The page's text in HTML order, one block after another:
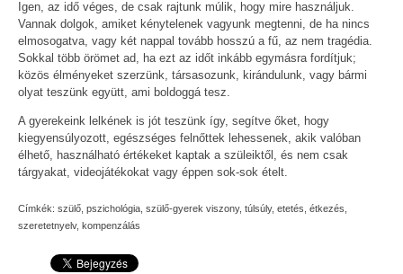
Igen, az idő véges, de csak rajtunk múlik, hogy mire használjuk.
Vannak dolgok, amiket kénytelenek vagyunk megtenni, de ha nincs
elmosogatva, vagy két nappal tovább hosszú a fű, az nem tragédia.
Sokkal több örömet ad, ha ezt az időt inkább egymásra fordítjuk;
közös élményeket szerzünk, társasozunk, kirándulunk, vagy bármi
olyat teszünk együtt, ami boldoggá tesz.
A gyerekeink lelkének is jót teszünk így, segítve őket, hogy
kiegyensúlyozott, egészséges felnőttek lehessenek, akik valóban
élhető, használható értékeket kaptak a szüleiktől, és nem csak
tárgyakat, videojátékokat vagy éppen sok-sok ételt.
Címkék: szülő pszichológia szülő-gyerek viszony, túlsúly, etetés étkezés
szeretetnyelv, kompenzálás